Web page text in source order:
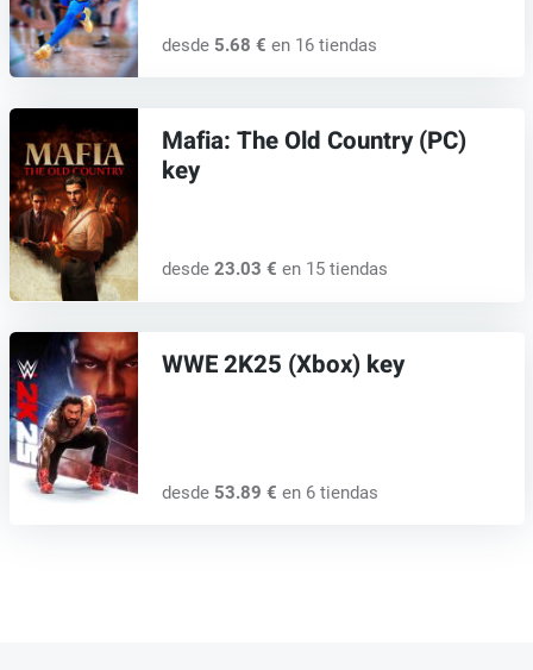
desde 5.68 € en 16 tiendas
Mafia: The Old Country (PC)
key
desde 23.03 € en 15 tiendas
WWE 2K25 (Xbox) key
desde 53.89 € en 6 tiendas